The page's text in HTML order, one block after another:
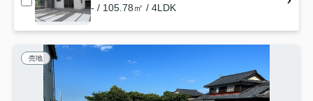
- / 105.78㎡ / 4LDK
売地